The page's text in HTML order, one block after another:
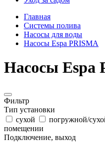
Главная
Системы полива
Насосы для воды
Насосы Espa PRISMA
Насосы Espa
Фильтр
Тип установки
сухой
погружной/
помещении
Подключение, выход